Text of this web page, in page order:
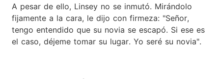
A pesar de ello, Linsey no se inmutó. Mirándolo
fijamente a la cara, le dijo con firmeza: "Señor,
tengo entendido que su novia se escapó. Si ese es
el caso, déjeme tomar su lugar. Yo seré su novia".